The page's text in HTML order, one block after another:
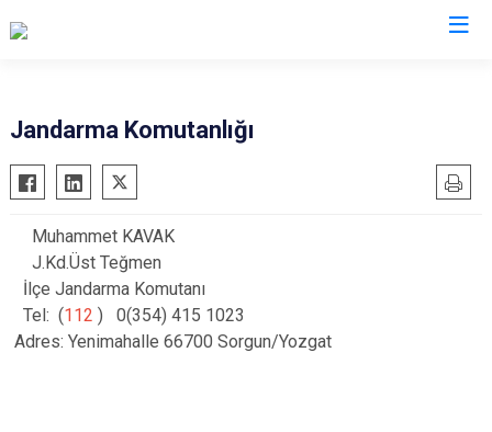
Gebze
Gölcük
Kandıra
Karamürsel
Körfez
Derince
Kartepe
Jandarma Komutanlığı
Muhammet KAVAK
J.Kd.Üst Teğmen
İlçe Jandarma Komutanı
Tel: (112 ) 0(354) 415 1023
Adres: Yenimahalle 66700 Sorgun/Yozgat